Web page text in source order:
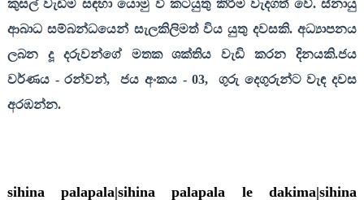
කුසල් වැඩීම සඳහා යොමු වී කටයුතු කිරීම වැදගත් වේ. ස්නායු
ආබාධ සම්බන්ධයෙන් සැලකිලිමත් විය යුතු දවසකි. අධ්‍යාපනය
ලබන දූ දරුවන්ගේ මතක ශක්තිය වැඩි කරන දිනයකි.ජය
වර්ණය-රන්වන්, ජය අංකය - 03,
ගුරු දෙගුරුන්ට වැඳ දවස
අරඹන්න.
sihina palapala|sihina palapala le dakima|sihina